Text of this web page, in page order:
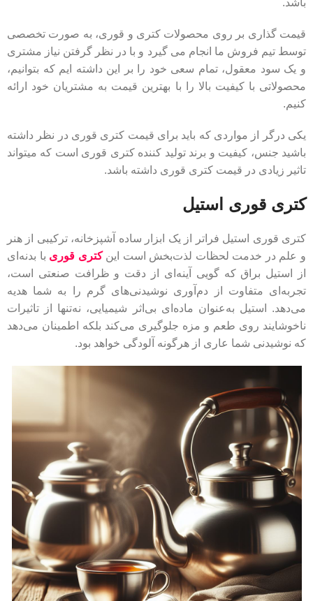
قیمت گذاری بر روی محصولات کتری و قوری، به صورت تخصصی
توسط تیم فروش ما انجام می گیرد و با در نظر گرفتن نیاز مشتری
و یک سود معقول، تمام سعی خود را بر این داشته ایم که بتوانیم،
محصولاتی با کیفیت بالا را با بهترین قیمت به مشتریان خود ارائه
کنیم.
یکی درگر از مواردی که باید برای قیمت کتری قوری در نظر داشته
باشید جنس، کیفیت و برند تولید کننده کتری قوری است که میتواند
تاثیر زیادی در قیمت کتری قوری داشته باشد.
کتری قوری استیل
کتری قوری استیل فراتر از یک ابزار ساده آشپزخانه، ترکیبی از هنر
و علم در خدمت لحظات لذت‌بخش است اینکتری قوری با بدنه‌ای
از استیل براق که گویی آینه‌ای از دقت و ظرافت صنعتی است،
تجربه‌ای متفاوت از دم‌آوری نوشیدنی‌های گرم را به شما هدیه
می‌دهد. استیل به‌عنوان ماده‌ای بی‌اثر شیمیایی، نه‌تنها از تاثیرات
ناخوشایند روی طعم و مزه جلوگیری می‌کند بلکه اطمینان می‌دهد
که نوشیدنی شما عاری از هرگونه آلودگی خواهد بود.